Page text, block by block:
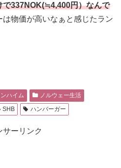
で337NOK(≒4,400円）なんで
は物価が高いなぁと感じたラン
ンハイム
ノルウェー生活
SHB ハンバーガー
サーリンク